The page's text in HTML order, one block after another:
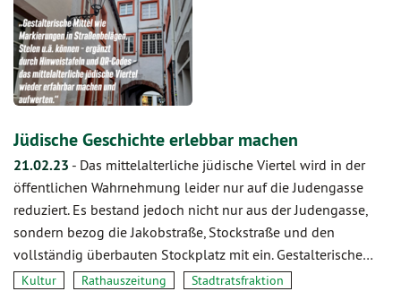
Jüdische Geschichte erlebbar machen
21.02.23 - Das mittelalterliche jüdische Viertel wird in der
öffentlichen Wahrnehmung leider nur auf die Judengasse
reduziert. Es bestand jedoch nicht nur aus der Judengasse,
sondern bezog die Jakobstraße, Stockstraße und den
vollständig überbauten Stockplatz mit ein. Gestalterische…
Kultur Rathauszeitung Stadtratsfraktion